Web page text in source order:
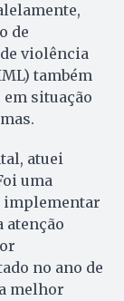
de
violência
também
situação
atuei
uma
implementar
atenção
no ano de
melhor